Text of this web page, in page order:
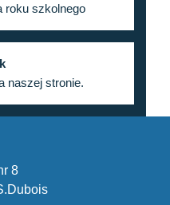
roku szkolnego
naszej stronie.
8